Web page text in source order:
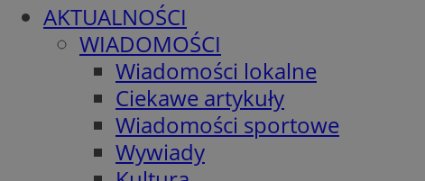
AKTUALNOŚCI
WIADOMOŚCI
Wiadomości lokalne
Ciekawe artykuły
Wiadomości sportowe
Wywiady